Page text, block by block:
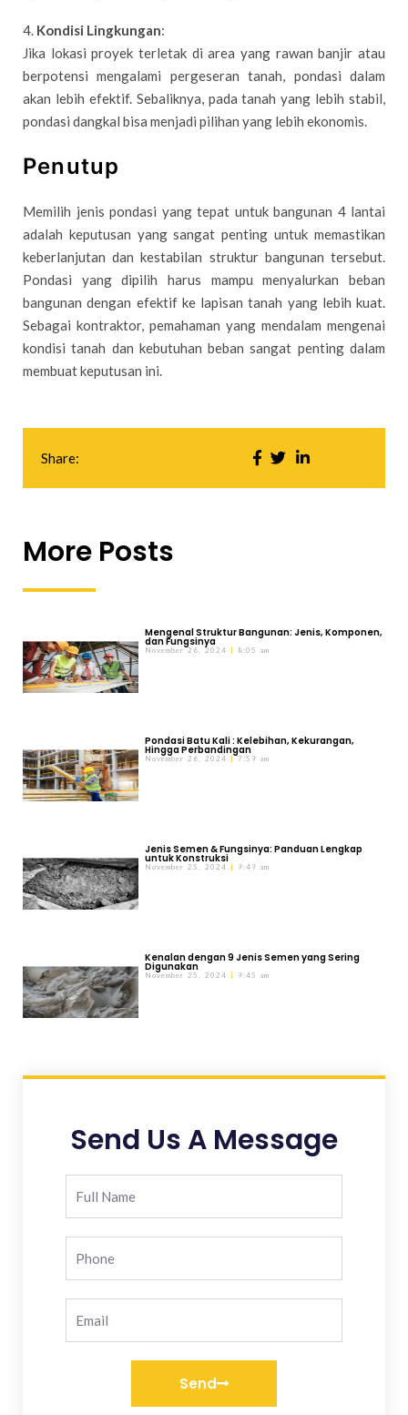
4. Kondisi Lingkungan:
Jika lokasi proyek terletak di area yang rawan banjir atau
berpotensi mengalami pergeseran tanah, pondasi dalam
akan lebih efektif. Sebaliknya, pada tanah yang lebih stabil,
pondasi dangkal bisa menjadi pilihan yang lebih ekonomis.
Penutup
Memilih jenis pondasi yang tepat untuk bangunan 4 lantai
adalah keputusan yang sangat penting untuk memastikan
keberlanjutan dan kestabilan struktur bangunan tersebut.
Pondasi yang dipilih harus mampu menyalurkan beban
bangunan dengan efektif ke lapisan tanah yang lebih kuat.
Sebagai kontraktor, pemahaman yang mendalam mengenai
kondisi tanah dan kebutuhan beban sangat penting dalam
membuat keputusan ini.
Share:
More Posts
Mengenal Struktur Bangunan: Jenis, Komponen,
dan Fungsinya
November 26, 2024 8:05 am
Pondasi Batu Kali : Kelebihan, Kekurangan,
Hingga Perbandingan
November 26, 2024 7:59 am
Jenis Semen & Fungsinya: Panduan Lengkap
untuk Konstruksi
November 25, 2024 9:49 am
Kenalan dengan 9 Jenis Semen yang Sering
Digunakan
November 25, 2024 9:45 am
Send Us A Message
Send